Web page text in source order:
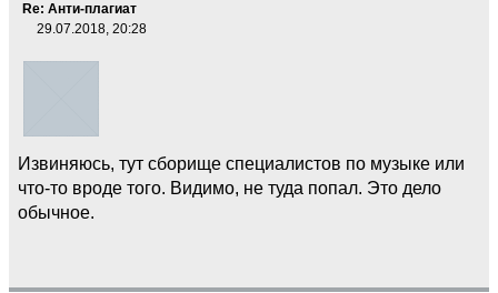
Re: Анти-плагиат
29.07.2018, 20:28
Извиняюсь, тут сборище специалистов по музыке или
что-то вроде того. Видимо, не туда попал. Это дело
обычное.